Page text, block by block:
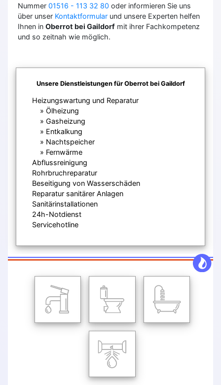
Nummer 01516 - 113 32 80 oder informieren Sie uns
über unser Kontaktformular und unsere Experten helfen
Ihnen in Oberrot bei Gaildorf mit ihrer Fachkompetenz
und so zeitnah wie möglich.
Unsere Dienstleistungen für Oberrot bei Gaildorf
Heizungswartung und Reparatur
Ölheizung
Gasheizung
Entkalkung
Nachtspeicher
Fernwärme
Abflussreinigung
Rohrbruchreparatur
Beseitigung von Wasserschäden
Reparatur sanitärer Anlagen
Sanitärinstallationen
24h-Notdienst
Servicehotline